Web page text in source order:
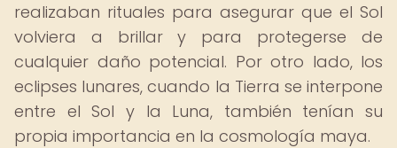
realizaban rituales para asegurar que el Sol
volviera a brillar y para protegerse de
cualquier daño potencial. Por otro lado, los
eclipses lunares, cuando la Tierra se interpone
entre el Sol y la Luna, también tenían su
propia importancia en la cosmología maya.